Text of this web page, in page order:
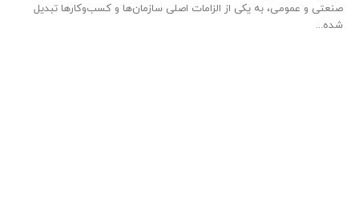
صنعتی و عمومی، به یکی از الزامات اصلی سازمان‌ها و کسب‌وکارها تبدیل
شده...